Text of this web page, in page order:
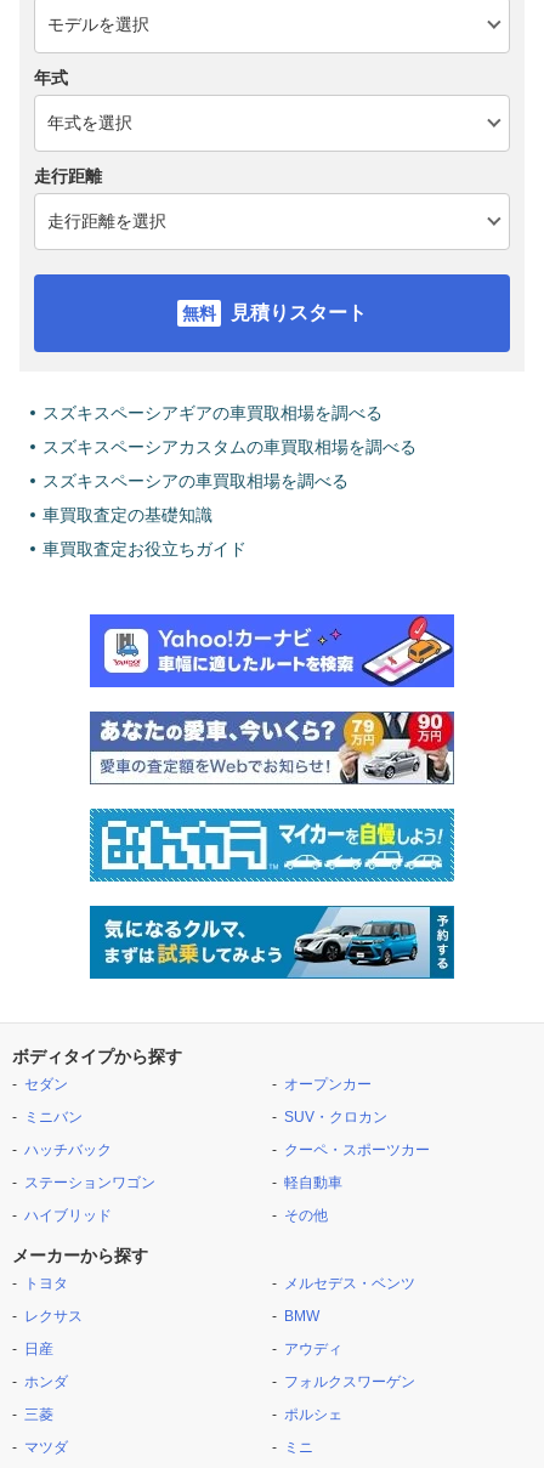
年式
走行距離
見積りスタート
スズキスペーシアギアの車買取相場を調べる
スズキスペーシアカスタムの車買取相場を調べる
スズキスペーシアの車買取相場を調べる
車買取査定の基礎知識
車買取査定お役立ちガイド
ボディタイプから探す
セダン
ミニバン
ハッチバック
ステーションワゴン
ハイブリッド
オープンカー
SUV・クロカン
クーペ・スポーツカー
軽自動車
その他
メーカーから探す
トヨタ
レクサス
日産
ホンダ
三菱
マツダ
メルセデス・ベンツ
BMW
アウディ
フォルクスワーゲン
ポルシェ
ミニ